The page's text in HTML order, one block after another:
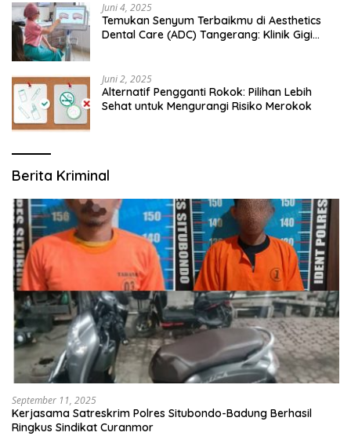
Juni 4, 2025
Temukan Senyum Terbaikmu di Aesthetics
Dental Care (ADC) Tangerang: Klinik Gigi
Juni 2, 2025
Alternatif Pengganti Rokok: Pilihan Lebih
Sehat untuk Mengurangi Risiko Merokok
Berita Kriminal
September 11, 2025
Kerjasama Satreskrim Polres Situbondo-Badung Berhasil
Ringkus Sindikat Curanmor